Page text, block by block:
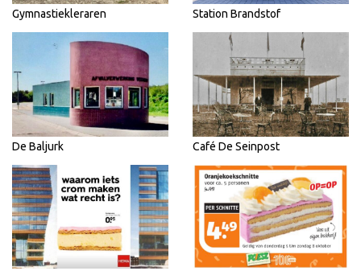
Gymnastiekleraren Station Brandstof
De Baljurk Café De Seinpost